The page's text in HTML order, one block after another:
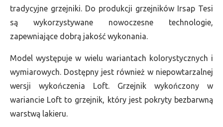
tradycyjne grzejniki. Do produkcji grzejników Irsap Tesi
są wykorzystywane nowoczesne technologie,
zapewniające dobrą jakość wykonania.
Model występuje w wielu wariantach kolorystycznych i
wymiarowych. Dostępny jest również w niepowtarzalnej
wersji wykończenia Loft. Grzejnik wykończony w
wariancie Loft to grzejnik, który jest pokryty bezbarwną
warstwą lakieru.